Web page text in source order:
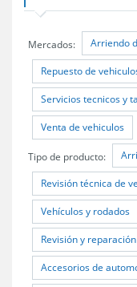
Mercados: Arriendo
Repuesto de
Servicios tecnicos y
Venta de vehiculos
Tipo de producto:
Revisión técnica de
Vehículos y rodados
Revisión y
Accesorios de